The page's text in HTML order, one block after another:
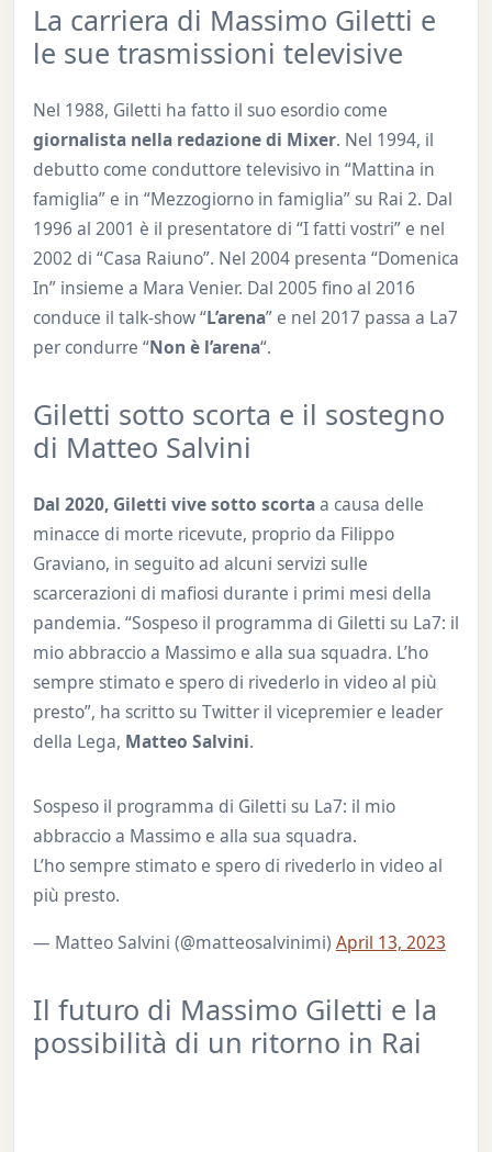
La carriera di Massimo Giletti e
le sue trasmissioni televisive
Nel 1988, Giletti ha fatto il suo esordio come
giornalista nella redazione di Mixer. Nel 1994, il
debutto come conduttore televisivo in “Mattina in
famiglia” e in “Mezzogiorno in famiglia” su Rai 2. Dal
1996 al 2001 è il presentatore di “I fatti vostri” e nel
2002 di “Casa Raiuno”. Nel 2004 presenta “Domenica
In” insieme a Mara Venier. Dal 2005 fino al 2016
conduce il talk-show “L’arena” e nel 2017 passa a La7
per condurre “Non è l’arena“.
Giletti sotto scorta e il sostegno
di Matteo Salvini
Dal 2020, Giletti vive sotto scortaa causa delle
minacce di morte ricevute, proprio da Filippo
Graviano, in seguito ad alcuni servizi sulle
scarcerazioni di mafiosi durante i primi mesi della
pandemia. “Sospeso il programma di Giletti su La7: il
mio abbraccio a Massimo e alla sua squadra. L’ho
sempre stimato e spero di rivederlo in video al più
presto”, ha scritto su Twitter il vicepremier e leader
della Lega, Matteo Salvini.
Sospeso il programma di Giletti su La7: il mio
abbraccio a Massimo e alla sua squadra.
L’ho sempre stimato e spero di rivederlo in video al
più presto.
— Matteo Salvini (@matteosalvinimi) April 13, 2023
Il futuro di Massimo Giletti e la
possibilità di un ritorno in Rai